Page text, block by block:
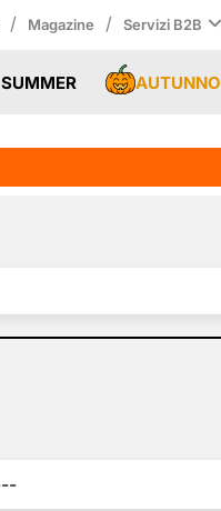
/ Magazine / Servizi B2B
SUMMER AUTUNNO